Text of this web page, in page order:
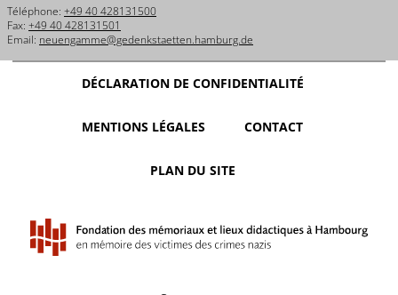
Téléphone: +49 40 428131500
Fax: +49 40 428131501
Email: neuengamme@gedenkstaetten.hamburg.de
DÉCLARATION DE CONFIDENTIALITÉ
MENTIONS LÉGALES CONTACT
PLAN DU SITE